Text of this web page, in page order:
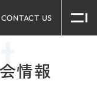
CONTACT US
情報